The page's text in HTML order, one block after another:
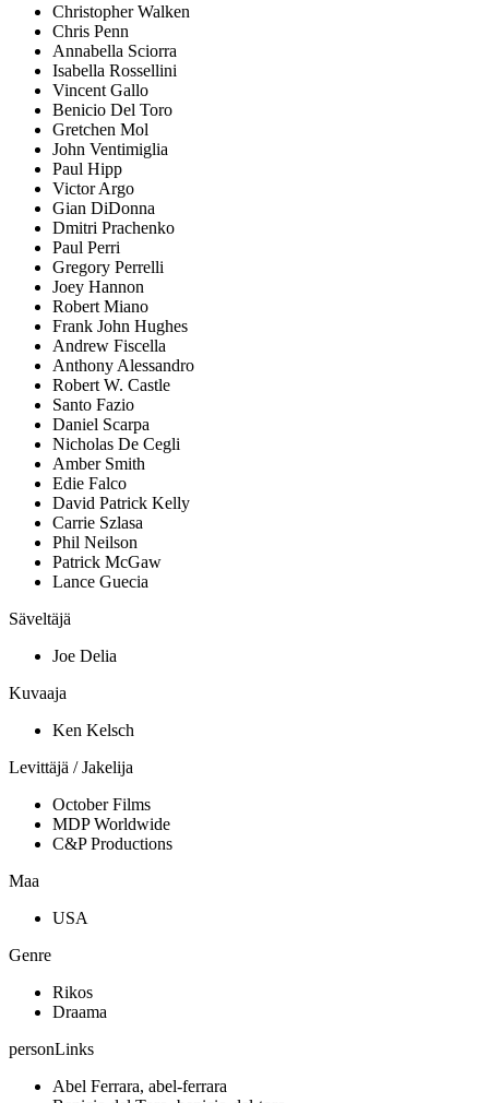
Christopher Walken
Chris Penn
Annabella Sciorra
Isabella Rossellini
Vincent Gallo
Benicio Del Toro
Gretchen Mol
John Ventimiglia
Paul Hipp
Victor Argo
Gian DiDonna
Dmitri Prachenko
Paul Perri
Gregory Perrelli
Joey Hannon
Robert Miano
Frank John Hughes
Andrew Fiscella
Anthony Alessandro
Robert W. Castle
Santo Fazio
Daniel Scarpa
Nicholas De Cegli
Amber Smith
Edie Falco
David Patrick Kelly
Carrie Szlasa
Phil Neilson
Patrick McGaw
Lance Guecia
Säveltäjä
Joe Delia
Kuvaaja
Ken Kelsch
Levittäjä / Jakelija
October Films
MDP Worldwide
C&P Productions
Maa
USA
Genre
Rikos
Draama
personLinks
Abel Ferrara, abel-ferrara